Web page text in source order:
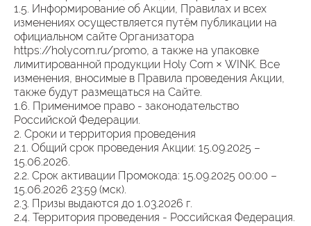
1.5. Информирование об Акции, Правилах и всех
изменениях осуществляется путём публикации на
официальном сайте Организатора
https://holycorn.ru/promo, а также на упаковке
лимитированной продукции Holy Corn × WINK. Все
изменения, вносимые в Правила проведения Акции,
также будут размещаться на Сайте.
1.6. Применимое право - законодательство
Российской Федерации.
2. Сроки и территория проведения
2.1. Общий срок проведения Акции: 15.09.2025 –
15.06.2026.
2.2. Срок активации Промокода: 15.09.2025 00:00 –
15.06.2026 23:59 (мск).
2.3. Призы выдаются до 1.03.2026 г.
2.4. Территория проведения - Российская Федерация.